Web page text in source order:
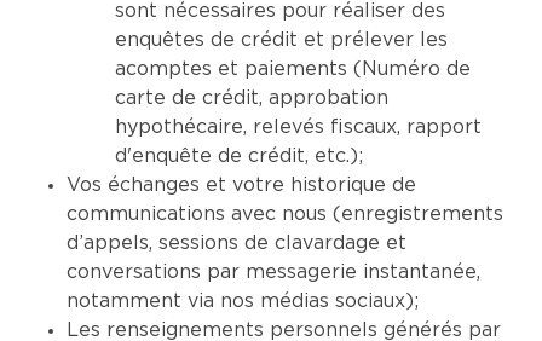
sont nécessaires pour réaliser des
enquêtes de crédit et prélever les
acomptes et paiements (Numéro de
carte de crédit, approbation
hypothécaire, relevés fiscaux, rapport
d'enquête de crédit, etc.);
Vos échanges et votre historique de
communications avec nous (enregistrements
d’appels, sessions de clavardage et
conversations par messagerie instantanée,
notamment via nos médias sociaux);
Les renseignements personnels générés par